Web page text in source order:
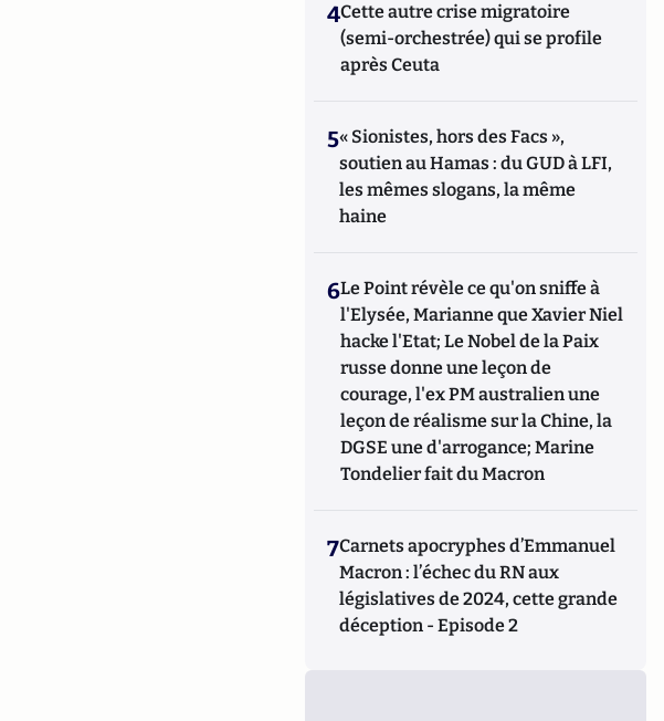
4Cette autre crise migratoire
(semi-orchestrée) qui se profile
après Ceuta
5« Sionistes, hors des Facs »,
soutien au Hamas : du GUD à LFI,
les mêmes slogans, la même
haine
6Le Point révèle ce qu'on sniffe à
l'Elysée, Marianne que Xavier Niel
hacke l'Etat; Le Nobel de la Paix
russe donne une leçon de
courage, l'ex PM australien une
leçon de réalisme sur la Chine, la
DGSE une d'arrogance; Marine
Tondelier fait du Macron
7Carnets apocryphes d’Emmanuel
Macron : l’échec du RN aux
législatives de 2024, cette grande
déception - Episode 2